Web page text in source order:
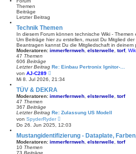
Themen
Beiträge
Letzter Beitrag
Technik Themen
In diesem Forum können technische Wiki - Themen
Um Beiträge hier zu erstellen, musst Du Mitglied der
Beantragen kannst Du die Mitgliedschaft in deinem
Moderatoren: immerfernweh elsterwelle torf,
47 Themen
606 Beiträge
Letzter Beitrag Re: Einbau Pertronix Ignitor-…
von AJ-C289
e
u
e
s
t
r
B
e
i
r
a
Mi 8. Jul 2026, 21:34
TÜV & DEKRA
Moderatoren: immerfernweh elsterwelle torf
47 Themen
367 Beiträge
Letzter Beitrag Re: Zulassung US Modell
von SpyderRyder
e
u
e
s
t
Do 26. Jun 2025, 12:03
Mustangidentifizierung - Dataplate,
Moderatoren: immerfernweh elsterwelle torf
10 Themen
73 Beiträge